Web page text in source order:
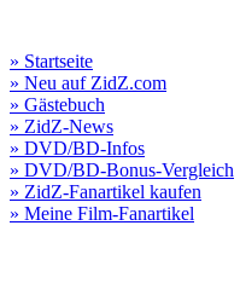
» Startseite
» Neu auf ZidZ.com
» Gästebuch
» ZidZ-News
» DVD/BD-Infos
» DVD/BD-Bonus-Vergleich
» ZidZ-Fanartikel kaufen
» Meine Film-Fanartikel